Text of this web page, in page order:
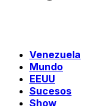
Venezuela
Mundo
EEUU
Sucesos
Show